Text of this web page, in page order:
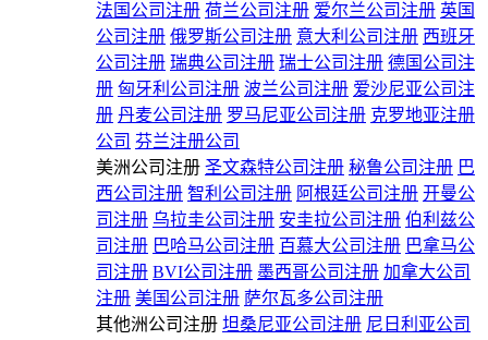
法国公司注册 荷兰公司注册 爱尔兰公司注册 英国
公司注册 俄罗斯公司注册 意大利公司注册 西班牙
公司注册 瑞典公司注册 瑞士公司注册 德国公司注
册 匈牙利公司注册 波兰公司注册 爱沙尼亚公司注
册 丹麦公司注册 罗马尼亚公司注册 克罗地亚注册
公司 芬兰注册公司
美洲公司注册 圣文森特公司注册 秘鲁公司注册 巴
西公司注册 智利公司注册 阿根廷公司注册 开曼公
司注册 乌拉圭公司注册 安圭拉公司注册 伯利兹公
司注册 巴哈马公司注册 百慕大公司注册 巴拿马公
司注册 BVI公司注册 墨西哥公司注册 加拿大公司
注册 美国公司注册 萨尔瓦多公司注册
其他洲公司注册 坦桑尼亚公司注册 尼日利亚公司